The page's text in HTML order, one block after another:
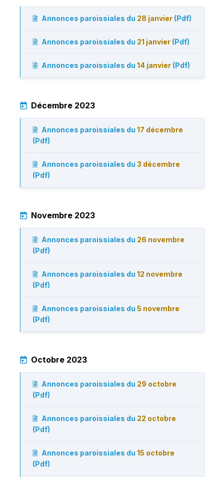
Annonces paroissiales du 28 janvier (Pdf)
Annonces paroissiales du 21 janvier (Pdf)
Annonces paroissiales du 14 janvier (Pdf)
Décembre 2023
Annonces paroissiales du 17 décembre
(Pdf)
Annonces paroissiales du 3 décembre
(Pdf)
Novembre 2023
Annonces paroissiales du 26 novembre
(Pdf)
Annonces paroissiales du 12 novembre
(Pdf)
Annonces paroissiales du 5 novembre
(Pdf)
Octobre 2023
Annonces paroissiales du 29 octobre
(Pdf)
Annonces paroissiales du 22 octobre
(Pdf)
Annonces paroissiales du 15 octobre
(Pdf)